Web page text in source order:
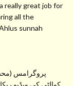
really great job for
all the
sunnah
پروگرامس
کوالٹی کی ویڈیو